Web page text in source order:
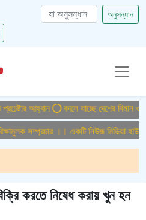
অনুসন্ধান
আহ্বান বদলে যাচ্ছে দেশের বিমান ও
সম্প্রচার ।। একটি নিউজ মিডিয়া হাউজের
করতে নিষেধ করায় খুন হন